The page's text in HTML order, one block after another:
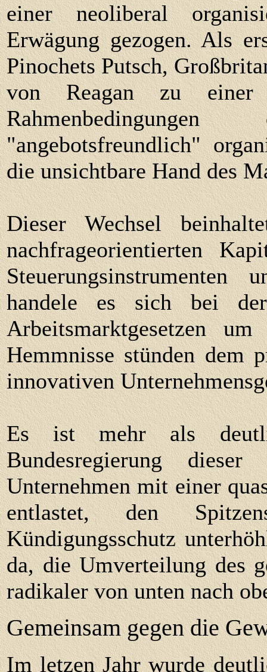
einer neoliberal
Erwägung gezogen. Als
Pinochets Putsch,
von Reagan zu einer
"angebotsfreundlich"
die unsichtbare Hand des
Dieser Wechsel
nachfrageorientierten
Steuerungsinstrumenten
handele es sich bei
Arbeitsmarktgesetzen
Hemmnisse stünden dem
innovativen
Es ist mehr als
Bundesregierung
Unternehmen mit einer
entlastet, den
Kündigungsschutz
da, die Umverteilung des
radikaler von unten nach
Gemeinsam gegen die
Im letzen Jahr wurde